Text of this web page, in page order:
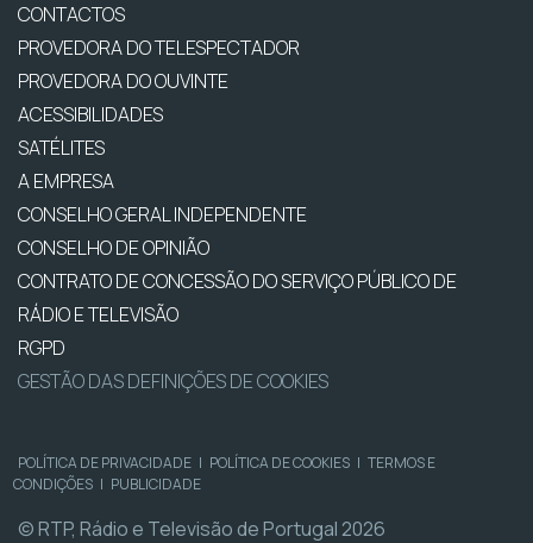
CONTACTOS
PROVEDORA DO TELESPECTADOR
PROVEDORA DO OUVINTE
ACESSIBILIDADES
SATÉLITES
A EMPRESA
CONSELHO GERAL INDEPENDENTE
CONSELHO DE OPINIÃO
CONTRATO DE CONCESSÃO DO SERVIÇO PÚBLICO DE
RÁDIO E TELEVISÃO
RGPD
GESTÃO DAS DEFINIÇÕES DE COOKIES
POLÍTICA DE PRIVACIDADE | POLÍTICA DE COOKIES | TERMOS E
CONDIÇÕES | PUBLICIDADE
© RTP, Rádio e Televisão de Portugal 2026